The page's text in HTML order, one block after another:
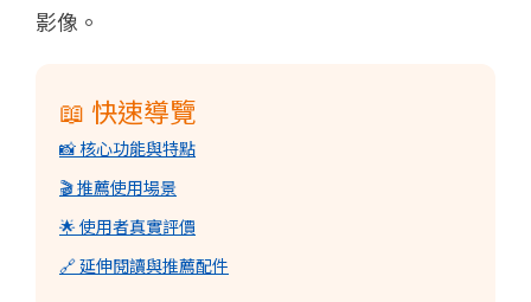
影像。
📖 快速導覽
📸 核心功能與特點
🎬 推薦使用場景
🌟 使用者真實評價
🔗 延伸閱讀與推薦配件